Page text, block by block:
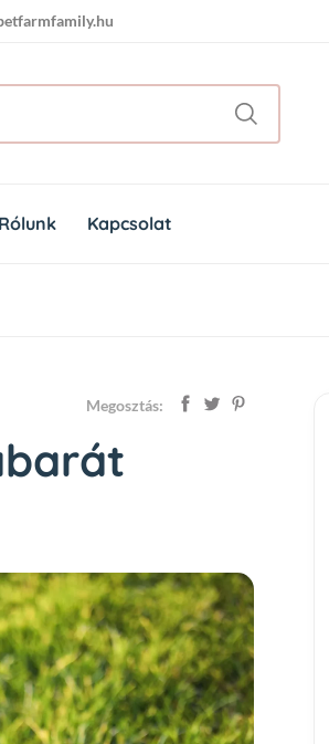
Rólunk Kapcsolat
Megosztás: